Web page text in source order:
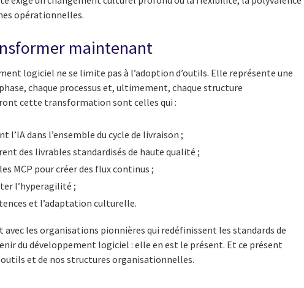
opérationnelles.
maintenant
logiciel ne se limite pas à l’adoption d’outils. Elle représente une
chaque processus et, ultimement, chaque structure
cette transformation sont celles qui :
dans l’ensemble du cycle de livraison ;
des livrables standardisés de haute qualité ;
MCP pour créer des flux continus ;
l’hyperagilité ;
et l’adaptation culturelle.
les organisations pionnières qui redéfinissent les standards de
du développement logiciel : elle en est le présent. Et ce présent
et de nos structures organisationnelles.